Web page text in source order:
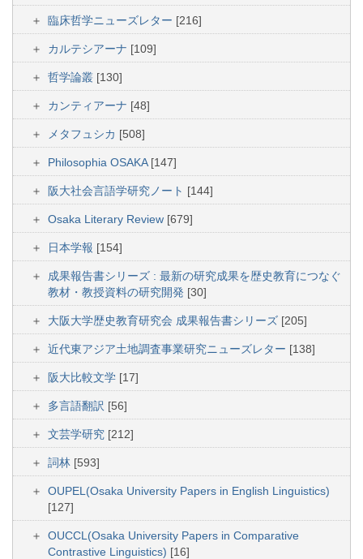
臨床哲学ニューズレター [216]
カルテシアーナ [109]
哲学論叢 [130]
カンティアーナ [48]
メタフュシカ [508]
Philosophia OSAKA [147]
阪大社会言語学研究ノート [144]
Osaka Literary Review [679]
日本学報 [154]
成果報告書シリーズ : 最新の研究成果を歴史教育につなぐ
教材・教授資料の研究開発 [30]
大阪大学歴史教育研究会 成果報告書シリーズ [205]
近代東アジア土地調査事業研究ニューズレター [138]
阪大比較文学 [17]
多言語翻訳 [56]
文芸学研究 [212]
詞林 [593]
OUPEL(Osaka University Papers in English Linguistics)
[127]
OUCCL(Osaka University Papers in Comparative
Contrastive Linguistics) [16]